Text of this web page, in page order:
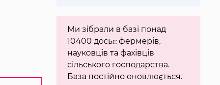
Ми зібрали в базі понад
10400 досьє фермерів,
науковців та фахівців
сільського господарства.
База постійно оновлюється.